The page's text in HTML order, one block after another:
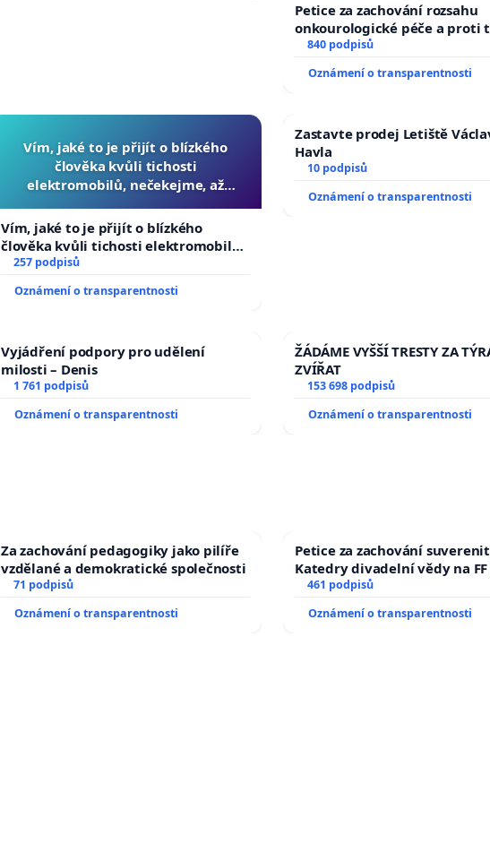
Petice za zachování rozsahu
onkourologické péče a proti
docentralizaci operačních
840 podpisů
Oznámení o transparentnosti
Vím, jaké to je přijít o blízkého
člověka kvůli tichosti
elektromobilů, nečekejme, až
auta!
Vím, jaké to je přijít o blízkého
člověka kvůli tichosti elektromobilů,
nečekejme, až přibydou další,
zaveďme slyšitelná auta!
257 podpisů
Oznámení o transparentnosti
Zastavte prodej Letiště
Havla
10 podpisů
Oznámení o transparentnosti
Vyjádření podpory pro udělení
milosti – Denis
1 761 podpisů
Oznámení o transparentnosti
ŽÁDÁME VYŠŠÍ TRESTY ZA
ZVÍŘAT
153 698 podpisů
Oznámení o transparentnosti
Za zachování pedagogiky jako pilíře
vzdělané a demokratické společnosti
71 podpisů
Oznámení o transparentnosti
Petice za zachování
Katedry divadelní vědy na FF
461 podpisů
Oznámení o transparentnosti